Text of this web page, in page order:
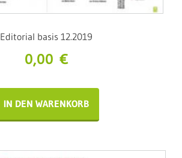
Editorial basis 12.2019
0,00 €
IN DEN WARENKORB